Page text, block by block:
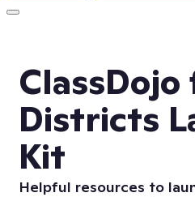
ClassDojo
Districts
Kit
Helpful resources to